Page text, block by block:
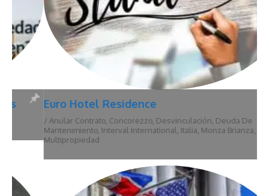
Euro Hotel Residence
Anular Contrato ,Concorezzo,Desvinculación,Deuda De
Mantenimiento,Interval International,Italia,Monza Brianza,
Multipropiedad